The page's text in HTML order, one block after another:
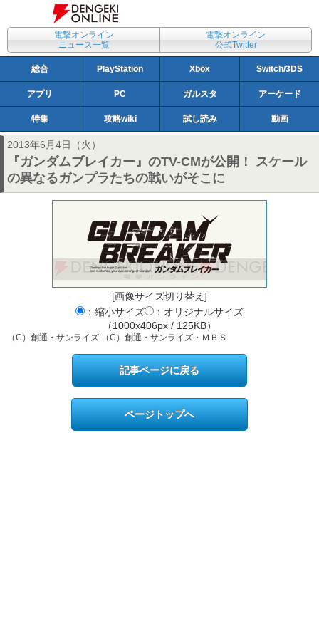
電撃オンライン
ニュース一覧
電撃オンライン
公式Twitter
総合 PlayStation Xbox Switch/3DS
アプリ PC ガルスタ アーケード
特集 攻略wiki 試し読み 動画
2013年6月4日（火）
『ガンダムブレイカー』のTV-CMが公開！ スケール
の異なるガンプラたちの戦いがそこに
[画像サイズ切り替え]
：縮小サイズ
：オリジナルサイズ
（1000x406px / 125KB）
（C）創通・サンライズ （C）創通・サンライズ・ＭＢＳ
記事ページに戻る
ページトップへ